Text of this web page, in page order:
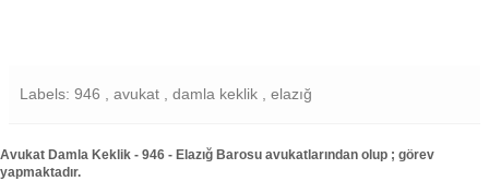
Labels: 946 , avukat , damla keklik , elazığ
Avukat Damla Keklik - 946 - Elazığ Barosu avukatlarından olup ; görev
yapmaktadır.